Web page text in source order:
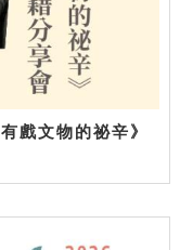
戲文物的祕辛》